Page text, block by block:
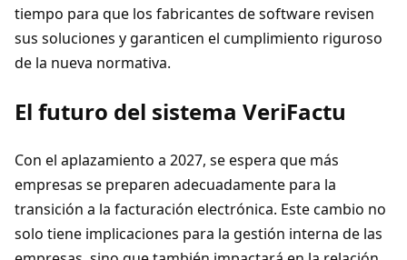
tiempo para que los fabricantes de software revisen
sus soluciones y garanticen el cumplimiento riguroso
de la nueva normativa.
El futuro del sistema VeriFactu
Con el aplazamiento a 2027, se espera que más
empresas se preparen adecuadamente para la
transición a la facturación electrónica. Este cambio no
solo tiene implicaciones para la gestión interna de las